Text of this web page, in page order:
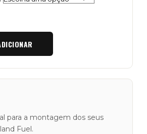
Prata
para a montagem dos seus
Fuel.